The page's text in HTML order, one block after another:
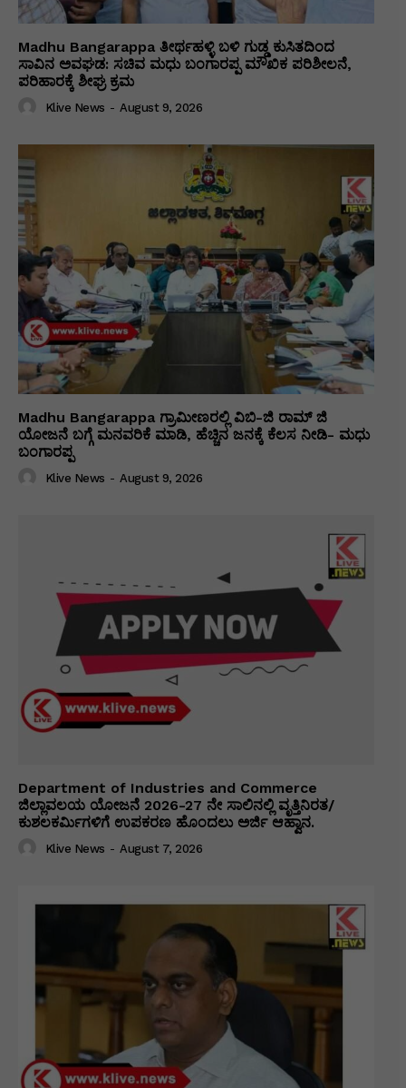
Madhu Bangarappa ತೀರ್ಥಹಳ್ಳಿ ಬಳಿ ಗುಡ್ಡ ಕುಸಿತದಿಂದ
ಸಾವಿನ ಅವಘಡ: ಸಚಿವ ಮಧು ಬಂಗಾರಪ್ಪ ಮೌಖಿಕ ಪರಿಶೀಲನೆ,
ಪರಿಹಾರಕ್ಕೆ ಶೀಘ್ರ ಕ್ರಮ
Klive News - August 9, 2026
Madhu Bangarappa ಗ್ರಾಮೀಣರಲ್ಲಿ ವಿಬಿ-ಜಿ ರಾಮ್ ಜಿ
ಯೋಜನೆ ಬಗ್ಗೆ ಮನವರಿಕೆ ಮಾಡಿ, ಹೆಚ್ಚಿನ ಜನಕ್ಕೆ ಕೆಲಸ ನೀಡಿ- ಮಧು
ಬಂಗಾರಪ್ಪ
Klive News - August 9, 2026
Department of Industries and Commerce
ಜಿಲ್ಲಾವಲಯ ಯೋಜನೆ 2026-27 ನೇ ಸಾಲಿನಲ್ಲಿ ವೃತ್ತಿನಿರತ/
ಕುಶಲಕರ್ಮಿಗಳಿಗೆ ಉಪಕರಣ ಹೊಂದಲು ಅರ್ಜಿ ಆಹ್ವಾನ.
Klive News - August 7, 2026